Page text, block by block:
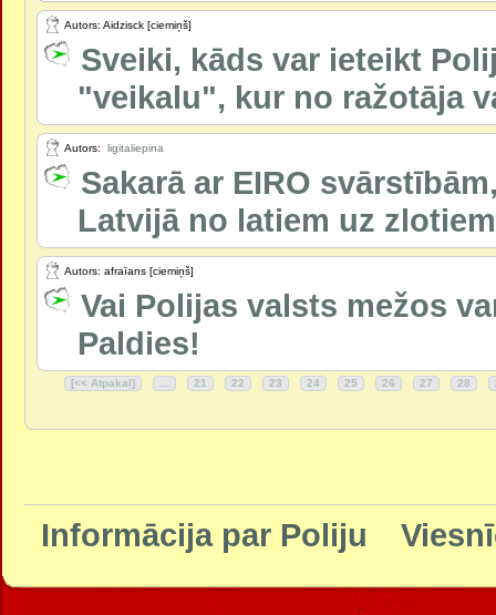
Autors: Aidzisck [ciemiņš]
Sveiki, kāds var ieteikt
"veikalu", kur no ražotāja
Autors: ligitaliepina
Sakarā ar EIRO
Latvijā no latiem uz
Autors: afraīans [ciemiņš]
Vai Polijas valsts mežos
Paldies!
[<< Atpakaļ] 21 22 23 24 25 26 27 28
Informācija par Poliju